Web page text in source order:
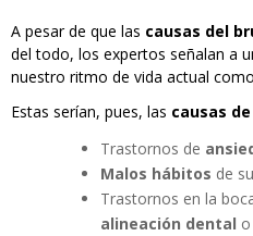
A pesar de que las causas del
del todo, los expertos señalan a
nuestro ritmo de vida actual
Estas serían, pues, las causas
Trastornos de
Malos hábitos de
Trastornos en la
alineación dental